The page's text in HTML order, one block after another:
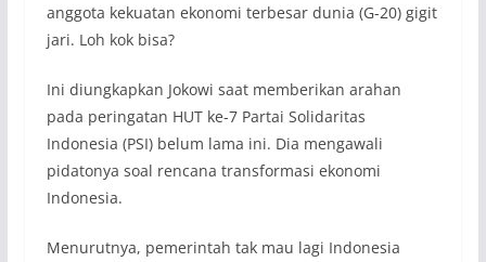
anggota kekuatan ekonomi terbesar dunia (G-20) gigit
jari. Loh kok bisa?
Ini diungkapkan Jokowi saat memberikan arahan
pada peringatan HUT ke-7 Partai Solidaritas
Indonesia (PSI) belum lama ini. Dia mengawali
pidatonya soal rencana transformasi ekonomi
Indonesia.
Menurutnya, pemerintah tak mau lagi Indonesia